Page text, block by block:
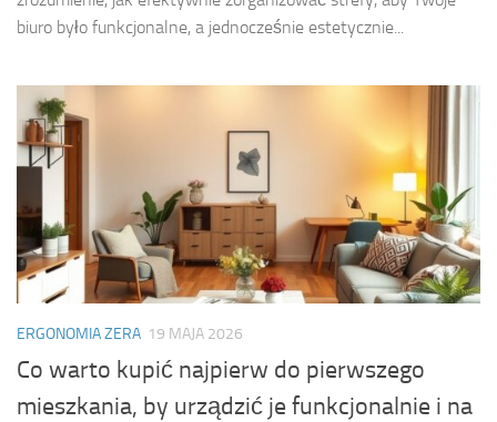
biuro było funkcjonalne, a jednocześnie estetycznie...
ERGONOMIA ZERA 19 MAJA 2026
Co warto kupić najpierw do pierwszego
mieszkania, by urządzić je funkcjonalnie i na